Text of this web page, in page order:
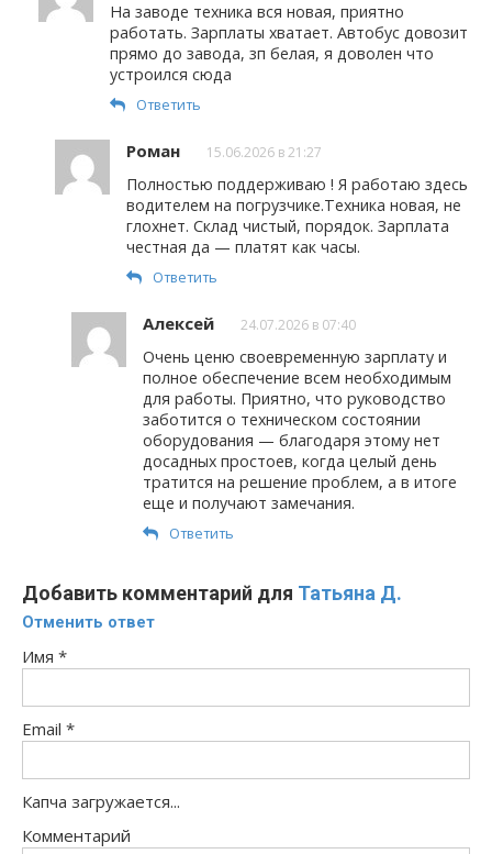
На заводе техника вся новая, приятно
работать. Зарплаты хватает. Автобус довозит
прямо до завода, зп белая, я доволен что
устроился сюда
Ответить
Роман 15.06.2026 в 21:27
Полностью поддерживаю ! Я работаю здесь
водителем на погрузчике.Техника новая, не
глохнет. Склад чистый, порядок. Зарплата
честная да — платят как часы.
Ответить
Алексей 24.07.2026 в 07:40
Очень ценю своевременную зарплату и
полное обеспечение всем необходимым
для работы. Приятно, что руководство
заботится о техническом состоянии
оборудования — благодаря этому нет
досадных простоев, когда целый день
тратится на решение проблем, а в итоге
еще и получают замечания.
Ответить
Добавить комментарий для Татьяна Д.
Отменить ответ
Имя *
Email *
Капча загружается...
Комментарий